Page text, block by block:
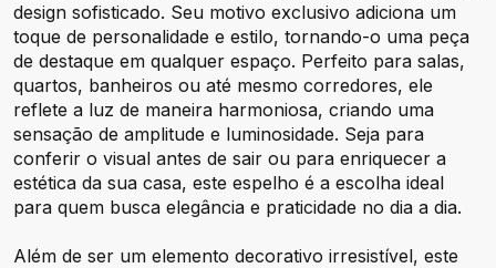
design sofisticado. Seu motivo exclusivo adiciona um
toque de personalidade e estilo, tornando-o uma peça
de destaque em qualquer espaço. Perfeito para salas,
quartos, banheiros ou até mesmo corredores, ele
reflete a luz de maneira harmoniosa, criando uma
sensação de amplitude e luminosidade. Seja para
conferir o visual antes de sair ou para enriquecer a
estética da sua casa, este espelho é a escolha ideal
para quem busca elegância e praticidade no dia a dia.
Além de ser um elemento decorativo irresistível, este